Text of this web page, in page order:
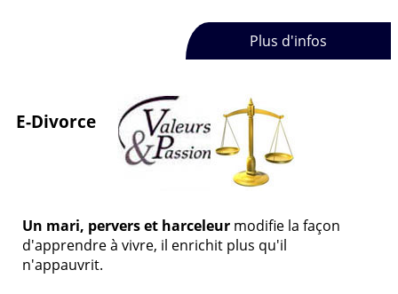
Plus d'infos
E-Divorce
Un mari, pervers et harceleur modifie la façon
d'apprendre à vivre, il enrichit plus qu'il
n'appauvrit.